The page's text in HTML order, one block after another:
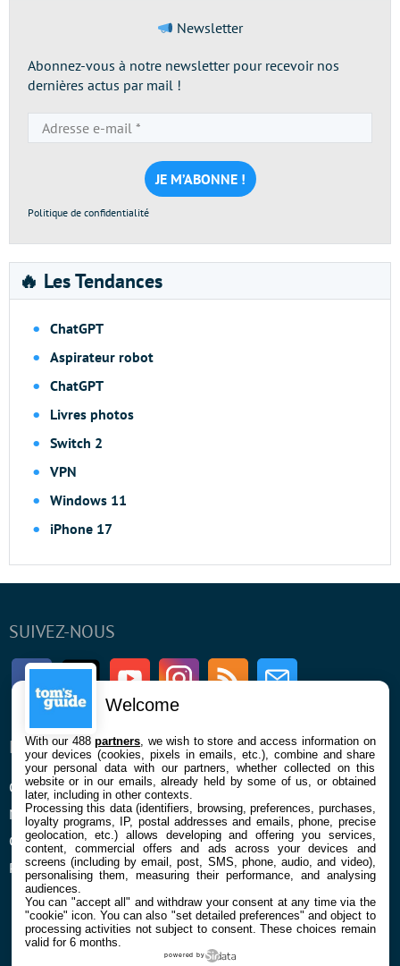
Newsletter
Abonnez-vous à notre newsletter pour recevoir nos
dernières actus par mail !
e-
mail
*
Politique de confidentialité
🔥 Les Tendances
ChatGPT
Aspirateur robot
ChatGPT
Livres photos
Switch 2
VPN
Windows 11
iPhone 17
SUIVEZ-NOUS
FacebookTwitter Youtube InstagramRSS Newsletter
ENTREPRISE
Qui sommes nous
Mentions légales et CGU
Confidentialité et Cookies
Préférences cookies
À PROPOS
La rédaction
Contact
Welcome
With our 488partners , we wish to store and access information on
your devices (cookies, pixels in emails, etc.), combine and share
your personal data with our partners, whether collected on this
website or in our emails, already held by some of us, or obtained
later, including in other contexts.
Processing this data (identifiers, browsing, preferences, purchases,
loyalty programs, IP, postal addresses and emails, phone, precise
geolocation, etc.) allows developing and offering you services,
content, commercial offers and ads across your devices and
screens (including by email, post, SMS, phone, audio, and video),
personalising them, measuring their performance, and analysing
audiences.
You can "accept all" and withdraw your consent at any time via the
"cookie" icon. You can also "set detailed preferences" and object to
processing activities not subject to consent. These choices remain
valid for 6 months.
powered by